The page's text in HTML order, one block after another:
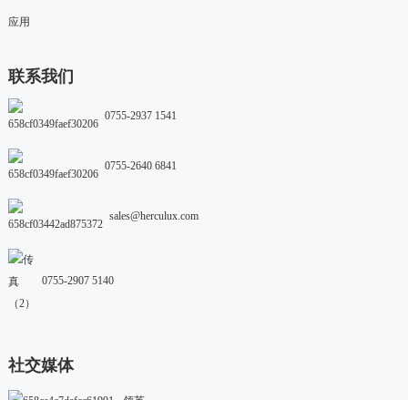
应用
联系我们
0755-2937 1541
0755-2640 6841
sales@herculux.com
0755-2907 5140
社交媒体